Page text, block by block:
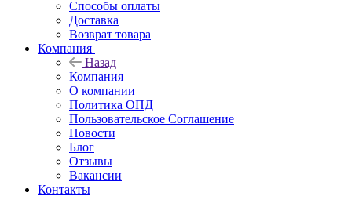
Способы оплаты
Доставка
Возврат товара
Компания
Назад
Компания
О компании
Политика ОПД
Пользовательское Соглашение
Новости
Блог
Отзывы
Вакансии
Контакты